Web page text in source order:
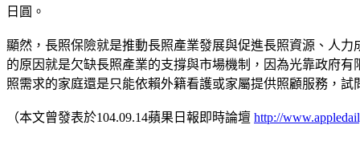
日圓。
顯然，長照保險就是推動長照產業發展與促進長照資源、人
的原因就是欠缺長照產業的支撐與市場機制，因為光靠政府
照需求的家庭還是只能依賴外籍看護或家屬提供照顧服務，
（本文曾發表於104.09.14蘋果日報即時論壇 http://